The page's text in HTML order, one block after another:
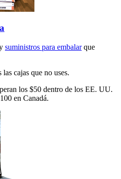
suministros para embalarque
cajas que no uses.
los $50 dentro de los EE. UU.
en Canadá.